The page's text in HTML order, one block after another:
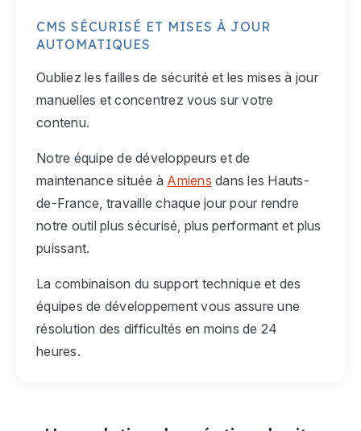
CMS SÉCURISÉ ET MISES À JOUR
AUTOMATIQUES
Oubliez les failles de sécurité et les mises à jour
manuelles et concentrez vous sur votre
contenu.
Notre équipe de développeurs et de
maintenance située à Amiens dans les Hauts-
de-France, travaille chaque jour pour rendre
notre outil plus sécurisé, plus performant et plus
puissant.
La combinaison du support technique et des
équipes de développement vous assure une
résolution des difficultés en moins de 24
heures.